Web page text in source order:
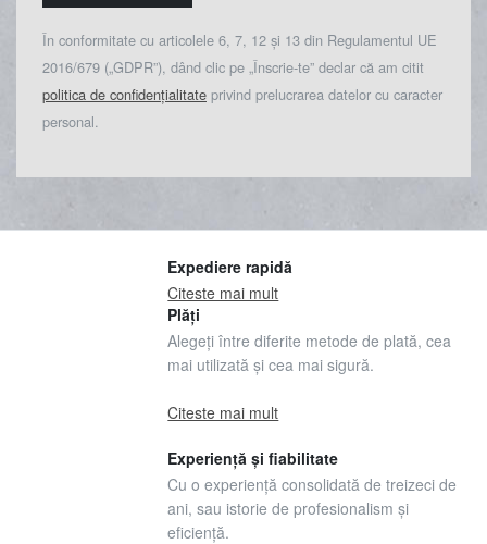
În conformitate cu articolele 6, 7, 12 și 13 din Regulamentul UE
2016/679 („GDPR”), dând clic pe „Înscrie-te” declar că am citit
politica de confidențialitate privind prelucrarea datelor cu caracter
personal.
Expediere rapidă
Citeste mai mult
Plăți
Alegeți între diferite metode de plată, cea
mai utilizată și cea mai sigură.
Citeste mai mult
Experiență și fiabilitate
Cu o experiență consolidată de treizeci de
ani, sau istorie de profesionalism și
eficiență.